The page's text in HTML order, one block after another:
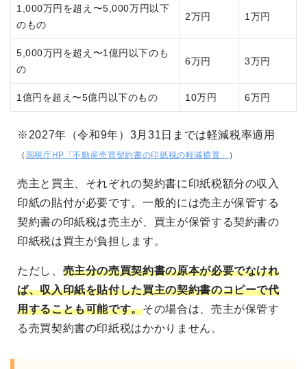
1,000万円を超え〜5,000万円以下
のもの
2万円 1万円
5,000万円を超え〜1億円以下のも
の
6万円 3万円
1億円を超え〜5億円以下のもの 10万円 6万円
※2027年（令和9年）3月31日までは軽減税率適用
（ 国税庁HP「不動産売買契約書の印紙税の軽減措置」 ）
売主と買主、それぞれの契約書に印紙税額分の収入
印紙の貼付が必要です。一般的には売主が保管する
契約書の印紙税は売主が、買主が保管する契約書の
印紙税は買主が負担します。
ただし、 売主分の売買契約書の原本が必要でなけれ
ば、収入印紙を貼付した買主の契約書のコピーで代
用することも可能です。その場合は、売主が保管す
る売買契約書の印紙税はかかりません。